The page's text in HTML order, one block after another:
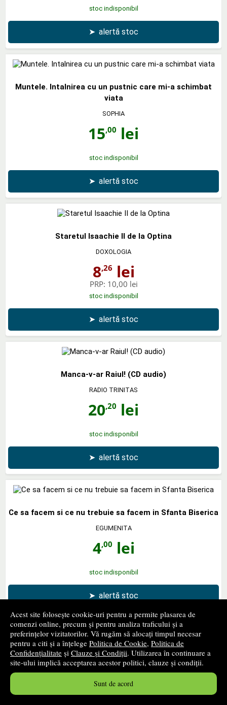
Acest site folosește cookie-uri pentru a permite plasarea de
comenzi online, precum și pentru analiza traficului și a
preferințelor vizitatorilor. Vă rugăm să alocați timpul necesar
pentru a citi și a înțelege Politica de Cookie, Politica de
Confidențialitate și Clauze și Condiții. Utilizarea în continuare a
site-ului implică acceptarea acestor politici, clauze și condiții.
Sunt de acord
stoc indisponibil
➤ alertă stoc
Muntele. Intalnirea cu un pustnic care mi‑a schimbat
viata
SOPHIA
15,00 lei
stoc indisponibil
➤ alertă stoc
Staretul Isaachie II de la Optina
DOXOLOGIA
8,26 lei
PRP: 10,00 lei
stoc indisponibil
➤ alertă stoc
Manca-v-ar Raiul! (CD audio)
RADIO TRINITAS
20,20 lei
stoc indisponibil
➤ alertă stoc
Ce sa facem si ce nu trebuie sa facem in Sfanta Biserica
EGUMENITA
4,00 lei
stoc indisponibil
➤ alertă stoc
‹ pagina precedentă
1 ... 56 57 58 ... 141
pagina următoare ›
2689 - 2736din6727produse